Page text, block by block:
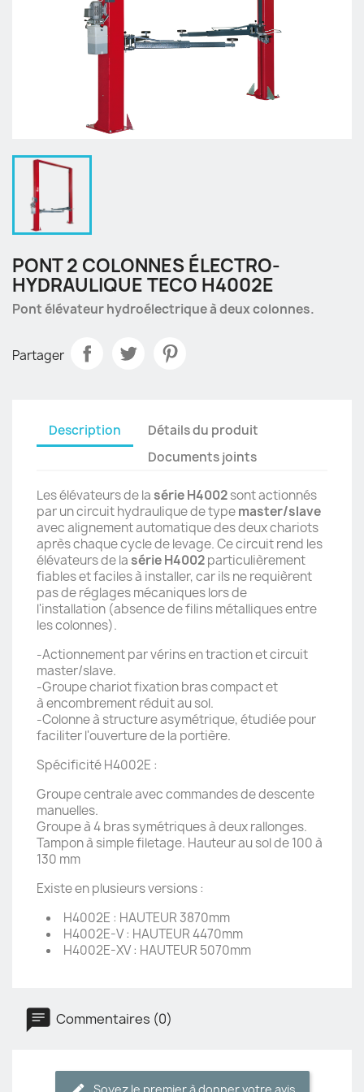
PONT 2 COLONNES ÉLECTRO-
HYDRAULIQUE TECO H4002E
Pont élévateur hydroélectrique à deux colonnes.
Partager
Description
Détails du produit
Documents joints
Les élévateurs de lasérie H4002sont actionnés
par un circuit hydraulique de typemaster/slave
avec alignement automatique des deux chariots
après chaque cycle de levage. Ce circuit rend les
élévateurs de lasérie H4002particulièrement
fiables et faciles à installer, car ils ne requièrent
pas de réglages mécaniques lors de
l'installation (absence de filins métalliques entre
lescolonnes).
-Actionnement par vérins en traction et circuit
master/slave.
-Groupe chariot fixation bras compact et
à encombrement réduit au sol.
-Colonne à structure asymétrique, étudiée pour
faciliter l'ouverture de la portière.
Spécificité H4002E :
Groupe centrale avec commandes de descente
manuelles.
Groupe à 4 bras symétriques à deux rallonges.
Tampon à simple filetage. Hauteur au sol de 100 à
130 mm
Existe en plusieurs versions :
H4002E : HAUTEUR 3870mm
H4002E-V : HAUTEUR 4470mm
H4002E-XV : HAUTEUR 5070mm
Commentaires (0)